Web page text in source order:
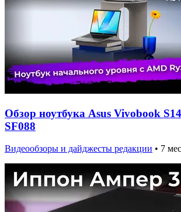
Обзор ноутбука Asus Vivobook
SF088
Видеообзоры и дайджесты редакции • 7